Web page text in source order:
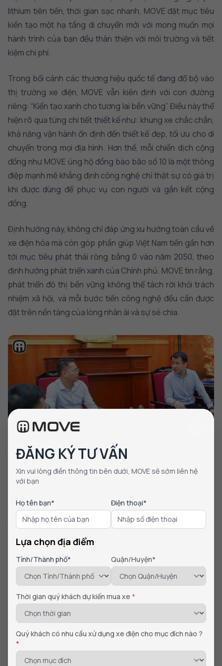
lithium tiên tiến, thời gian sạc nhanh, MOVE đặt mục tiêu
kiến tạo một hạ tầng di chuyển mới với mong muốn mọi
hành trình của bạn đều thân thiện với môi trường và tiết
kiệm chi phí.
Trong bối cảnh các thương hiệu quốc tế đang đổ bộ vào
thị trường xe điện, MOVE vẫn kiên định với con đường
riêng: “Kiến tạo xanh cho tương lai bền vững”. Điều này thể
hiện rõ qua từng chi tiết thiết kế như: khung xe chắc chắn,
khả năng vận hành ổn định đến thiết kế đẹp, tối ưu cho di
chuyển trong mọi địa hình. Hơn thế, mỗi chiến dịch cộng
đồng như MOVE ủng hộ đồng bào bão số 10 là một thông
điệp mạnh mẽ khẳng định công nghệ chỉ thật sự có giá trị
khi được dùng để phục vụ con người và gắn kết cộng
đồng.
Định hướng này, không chỉ đáp ứng xu hướng toàn cầu về
xe điện hóa mà còn góp phần giúp Việt Nam tiến gần hơn
tới mục tiêu phát thải ròng bằng 0 vào năm 2050, theo
định hướng phát triển xanh của Chính phủ. MOVE tin rằng,
phát triển đô thị bền vững không thể tách rời khỏi trách
nhiệm xã hội, và mỗi bước tiến công nghệ đều cần được
đặt trên nền tảng của lòng nhân ái và sự sẻ chia.
bào gặp khó khăn trong cơn bão số 10, đến tầm nhìn kiến
tạo kỷ nguyên giao thông xanh, thương hiệu đã chứng
minh rằng một doanh nghiệp hiện đại có thể vừa đổi mới
công nghệ, vừa lan tỏa các giá trị nhân văn. MOVE không
chỉ hướng đến việc xây dựng phương tiện di chuyển thông
minh mà còn mong muốn xây dựng một xã hội tốt đẹp hơn,
nơi công nghệ, con người và môi trường cùng phát triển
cân bằng.
ĐĂNG KÝ TƯ VẤN
Xin vui lòng điền thông tin bên dưới, MOVE sẽ sớm liên hệ
với bạn
Họ tên bạn* Điện thoại*
Lựa chọn địa điểm
Tỉnh/Thành phố* Quận/Huyện*
Thời gian quý khách dự kiến mua xe *
Quý khách có nhu cầu xử dụng xe điện cho mục đích nào ?
*